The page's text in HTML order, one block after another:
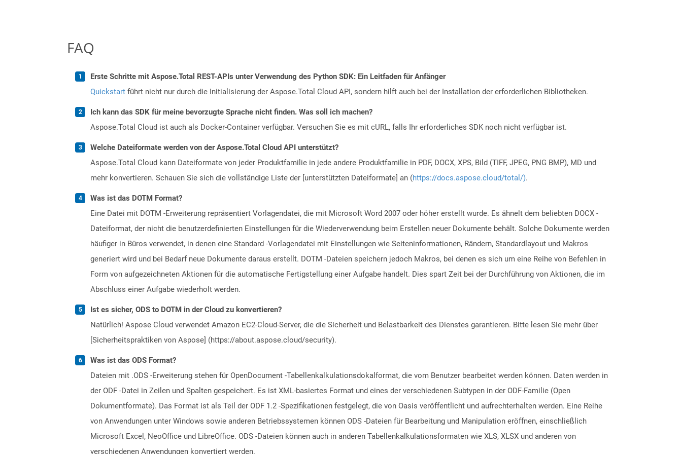
FAQ
Erste Schritte mit Aspose.Total REST-APIs unter Verwendung des Python SDK: Ein Leitfaden für Anfänger
Quickstart führt nicht nur durch die Initialisierung der Aspose.Total Cloud API, sondern hilft auch bei der Installation der erforderlichen Bibliotheken.
Ich kann das SDK für meine bevorzugte Sprache nicht finden. Was soll ich machen?
Aspose.Total Cloud ist auch als Docker-Container verfügbar. Versuchen Sie es mit cURL, falls Ihr erforderliches SDK noch nicht verfügbar ist.
Welche Dateiformate werden von der Aspose.Total Cloud API unterstützt?
Aspose.Total Cloud kann Dateiformate von jeder Produktfamilie in jede andere Produktfamilie in PDF, DOCX, XPS, Bild (TIFF, JPEG, PNG BMP), MD und
mehr konvertieren. Schauen Sie sich die vollständige Liste der [unterstützten Dateiformate] an (https://docs.aspose.cloud/total/).
Was ist das DOTM Format?
Eine Datei mit DOTM -Erweiterung repräsentiert Vorlagendatei, die mit Microsoft Word 2007 oder höher erstellt wurde. Es ähnelt dem beliebten DOCX -
Dateiformat, der nicht die benutzerdefinierten Einstellungen für die Wiederverwendung beim Erstellen neuer Dokumente behält. Solche Dokumente werden
häufiger in Büros verwendet, in denen eine Standard -Vorlagendatei mit Einstellungen wie Seiteninformationen, Rändern, Standardlayout und Makros
generiert wird und bei Bedarf neue Dokumente daraus erstellt. DOTM -Dateien speichern jedoch Makros, bei denen es sich um eine Reihe von Befehlen in
Form von aufgezeichneten Aktionen für die automatische Fertigstellung einer Aufgabe handelt. Dies spart Zeit bei der Durchführung von Aktionen, die im
Abschluss einer Aufgabe wiederholt werden.
Ist es sicher, ODS to DOTM in der Cloud zu konvertieren?
Natürlich! Aspose Cloud verwendet Amazon EC2-Cloud-Server, die die Sicherheit und Belastbarkeit des Dienstes garantieren. Bitte lesen Sie mehr über
[Sicherheitspraktiken von Aspose] (https://about.aspose.cloud/security).
Was ist das ODS Format?
Dateien mit .ODS -Erweiterung stehen für OpenDocument -Tabellenkalkulationsdokalformat, die vom Benutzer bearbeitet werden können. Daten werden in
der ODF -Datei in Zeilen und Spalten gespeichert. Es ist XML-basiertes Format und eines der verschiedenen Subtypen in der ODF-Familie (Open
Dokumentformate). Das Format ist als Teil der ODF 1.2 -Spezifikationen festgelegt, die von Oasis veröffentlicht und aufrechterhalten werden. Eine Reihe
von Anwendungen unter Windows sowie anderen Betriebssystemen können ODS -Dateien für Bearbeitung und Manipulation eröffnen, einschließlich
Microsoft Excel, NeoOffice und LibreOffice. ODS -Dateien können auch in anderen Tabellenkalkulationsformaten wie XLS, XLSX und anderen von
verschiedenen Anwendungen konvertiert werden.